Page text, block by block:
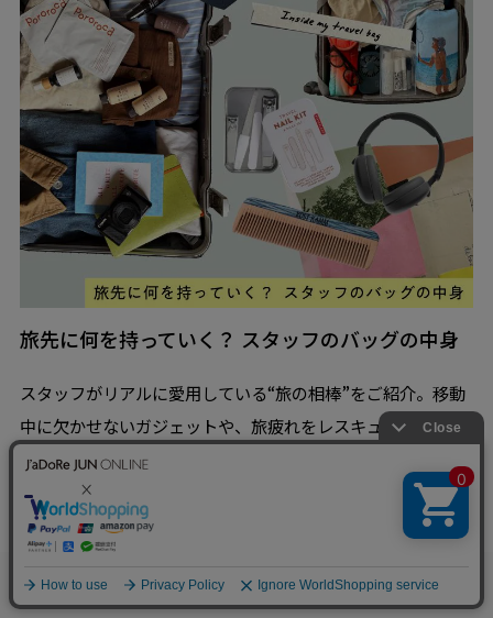
お気に入り
0
カート
旅先に何を持っていく？ スタッフのバッグの中身
スタッフがリアルに愛用している“旅の相棒”をご紹介。移動
中に欠かせないガジェットや、旅疲れをレスキューしてくれ
る美容グッズ、帰省や子連れ旅行のときに心強いパッキング
術……。次の旅支度のヒントを見つけてみて。
VIEW MORE